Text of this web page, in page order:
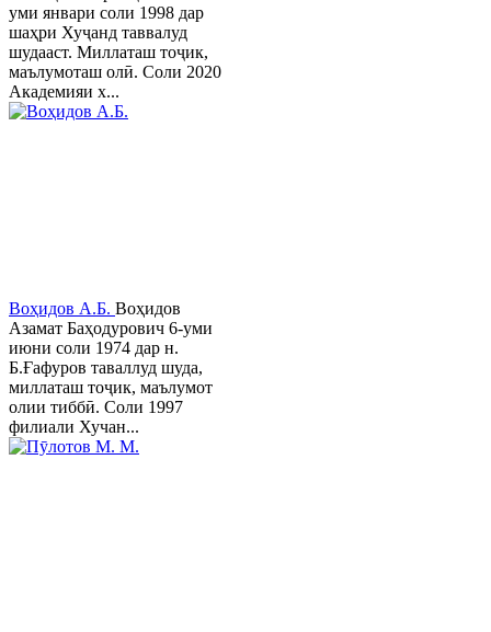
уми январи соли 1998 дар
шаҳри Хуҷанд таввалуд
шудааст. Миллаташ тоҷик,
маълумоташ олӣ. Соли 2020
Академияи х...
Воҳидов А.Б. Воҳидов
Азамат Баҳодурович 6-уми
июни соли 1974 дар н.
Б.Ғафуров таваллуд шуда,
миллаташ тоҷик, маълумот
олии тиббӣ. Соли 1997
филиали Хучан...